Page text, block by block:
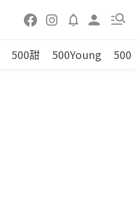
500甜 500Young 500